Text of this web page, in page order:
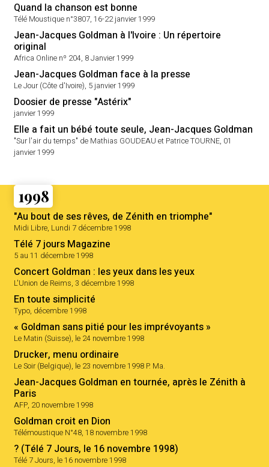
Quand la chanson est bonne
Télé Moustique n°3807, 16-22 janvier 1999
Jean-Jacques Goldman à l'Ivoire : Un répertoire
original
Africa Online nº 204, 8 Janvier 1999
Jean-Jacques Goldman face à la presse
Le Jour (Côte d'Ivoire), 5 janvier 1999
Doosier de presse "Astérix"
janvier 1999
Elle a fait un bébé toute seule, Jean-Jacques Goldman
"Sur l'air du temps" de Mathias GOUDEAU et Patrice TOURNE, 01
janvier 1999
1998
"Au bout de ses rêves, de Zénith en triomphe"
Midi Libre, Lundi 7 décembre 1998
Télé 7 jours Magazine
5 au 11 décembre 1998
Concert Goldman : les yeux dans les yeux
L'Union de Reims, 3 décembre 1998
En toute simplicité
Typo, décembre 1998
« Goldman sans pitié pour les imprévoyants »
Le Matin (Suisse), le 24 novembre 1998
Drucker, menu ordinaire
Le Soir (Belgique), le 23 novembre 1998 P. Ma.
Jean-Jacques Goldman en tournée, après le Zénith à
Paris
AFP, 20 novembre 1998
Goldman croit en Dion
Télémoustique N°48, 18 novembre 1998
? (Télé 7 Jours, le 16 novembre 1998)
Télé 7 Jours, le 16 novembre 1998